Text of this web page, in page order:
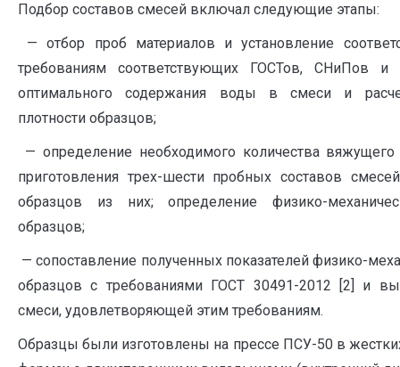
Подбор составов смесей включал следующие этапы:
— отбор проб материалов и установление
требованиям соответствующих ГОСТов, СНиПов и
оптимального содержания воды в смеси и
плотности образцов;
— определение необходимого количества
приготовления трех-шести пробных составов
образцов из них; определение физико-
образцов;
— сопоставление полученных показателей физико-
образцов с требованиями ГОСТ 30491-2012 [2] и
смеси, удовлетворяющей этим требованиям.
Образцы были изготовлены на прессе ПСУ-50 в